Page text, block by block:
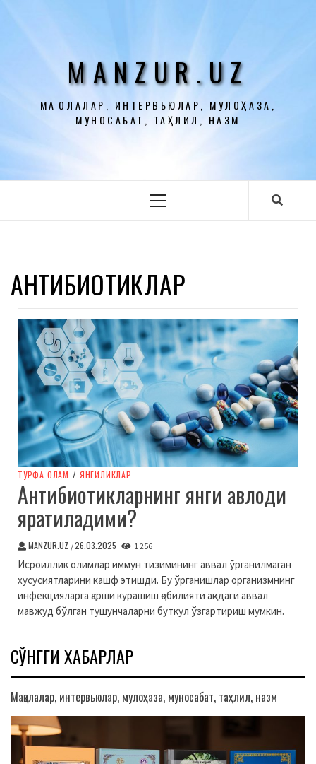
MANZUR.UZ
МАҚОЛАЛАР, ИНТЕРВЬЮЛАР, МУЛОҲАЗА,
МУНОСАБАТ, ТАҲЛИЛ, НАЗМ
меню
АНТИБИОТИКЛАР
ТУРФА ОЛАМ / ЯНГИЛИКЛАР
Антибиотикларнинг янги авлоди
яратиладими?
MANZUR.UZ /26.03.2025 1 256
Исроиллик олимлар иммун тизимининг аввал ўрганилмаган
хусусиятларини кашф этишди. Бу ўрганишлар организмнинг
инфекцияларга қарши курашиш қобилияти ақидаги аввал
мавжуд бўлган тушунчаларни буткул ўзгартириш мумкин.
СЎНГГИ ХАБАРЛАР
Мақолалар, интервьюлар, мулоҳаза, муносабат, таҳлил, назм